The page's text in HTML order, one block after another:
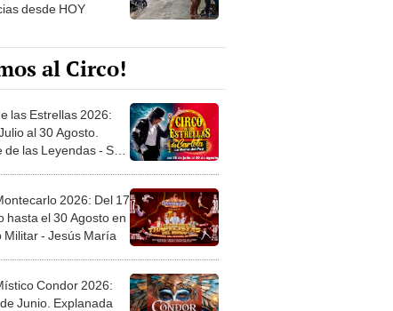
desde HOY
al Circo!
las Estrellas 2026:
al 30 Agosto.
de las Leyendas - San
2026: Del 17
hasta el 30 Agosto en
Militar - Jesús María
Condor 2026:
Junio. Explanada